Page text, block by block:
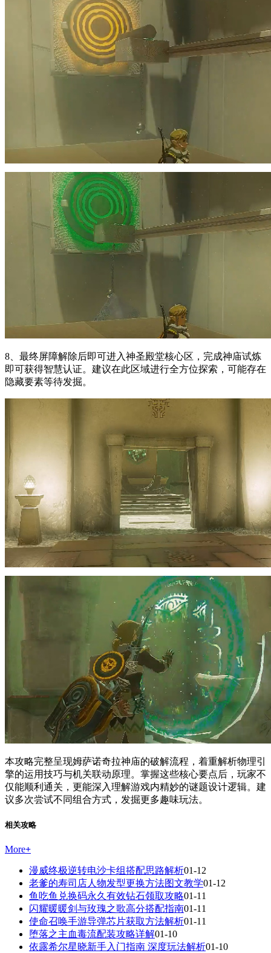
8、最终屏障解除后即可进入神圣殿堂核心区，完成神庙试炼
即可获得智慧认证。建议在此区域进行全方位探索，可能存在
隐藏要素等待发掘。
本攻略完整呈现姆萨诺奇拉神庙的破解流程，着重解析物理引
擎的运用技巧与机关联动原理。掌握这些核心要点后，玩家不
仅能顺利通关，更能深入理解游戏内精妙的谜题设计逻辑。建
议多次尝试不同组合方式，发掘更多趣味玩法。
相关攻略
More+
漫威终极逆转电沙卡组搭配思路解析01-12
老爹的寿司店人物发型更换方法图文教学01-12
鱼吃鱼兑换码永久有效钻石领取攻略01-11
闪耀暖暖剑与玫瑰之歌高分搭配指南01-11
使命召唤手游导弹芯片获取方法解析01-11
堕落之主血毒流配装攻略详解01-10
依露希尔星晓新手入门指南 深度玩法解析01-10